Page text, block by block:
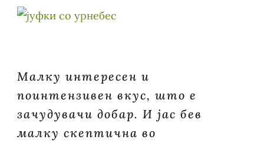
Малку интересен и
поинтензивен вкус, што е
зачудувачи добар. И јас бев
малку скептична во